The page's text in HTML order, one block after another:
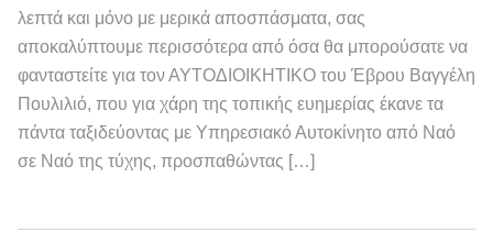
λεπτά και μόνο με μερικά αποσπάσματα, σας
αποκαλύπτουμε περισσότερα από όσα θα μπορούσατε να
φανταστείτε για τον ΑΥΤΟΔΙΟΙΚΗΤΙΚΟ του Έβρου Βαγγέλη
Πουλιλιό, που για χάρη της τοπικής ευημερίας έκανε τα
πάντα ταξιδεύοντας με Υπηρεσιακό Αυτοκίνητο από Ναό
σε Ναό της τύχης, προσπαθώντας […]